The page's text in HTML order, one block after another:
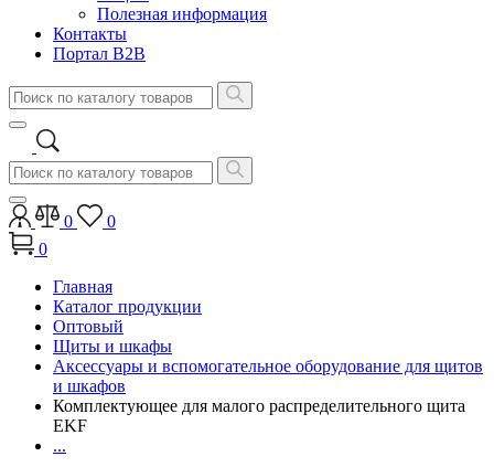
Полезная информация
Контакты
Портал B2B
0
0
0
Главная
Каталог продукции
Оптовый
Щиты и шкафы
Аксессуары и вспомогательное оборудование для щитов
и шкафов
Комплектующее для малого распределительного щита
EKF
...